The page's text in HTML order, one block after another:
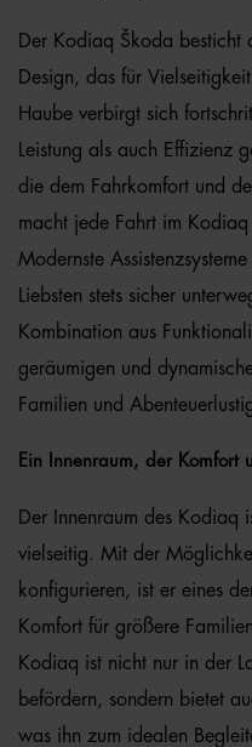
Der Kodiaq Škoda besticht
Design, das für
Haube verbirgt sich
Leistung als auch Effizienz
die dem Fahrkomfort und
macht jede Fahrt im Kodiaq
Modernste
Liebsten stets sicher
Kombination aus
geräumigen und
Familien und
Ein Innenraum, der Komfort
Der Innenraum des Kodiaq
vielseitig. Mit der
konfigurieren, ist er eines
Komfort für größere
Kodiaq ist nicht nur in der
befördern, sondern bietet
was ihn zum idealen